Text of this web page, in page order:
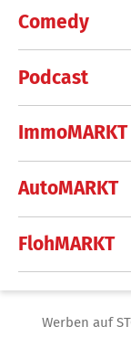
Comedy
Podcast
ImmoMARKT
AutoMARKT
FlohMARKT
Werben auf